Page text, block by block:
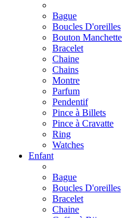
Bague
Boucles D'oreilles
Bouton Manchette
Bracelet
Chaine
Chains
Montre
Parfum
Pendentif
Pince à Billets
Pince à Cravatte
Ring
Watches
Enfant
Bague
Boucles D'oreilles
Bracelet
Chaine